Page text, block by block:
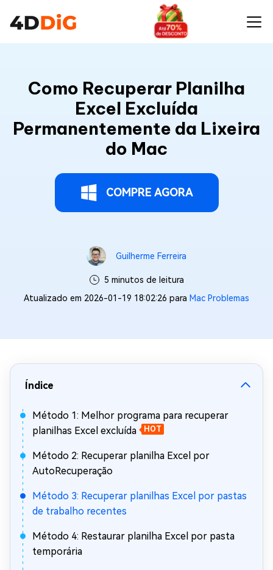
Como Recuperar Planilha
Excel Excluída
Permanentemente da Lixeira
do Mac
COMPRE AGORA
Guilherme Ferreira
5 minutos de leitura
Atualizado em 2026-01-19 18:02:26 para Mac Problemas
Índice
Método 1: Melhor programa para recuperar
planilhas Excel excluída
HOT
Método 2: Recuperar planilha Excel por
AutoRecuperação
Método 3: Recuperar planilhas Excel por pastas
de trabalho recentes
Método 4: Restaurar planilha Excel por pasta
temporária